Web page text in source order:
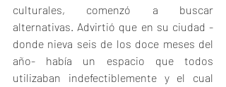
culturales, comenzó a buscar
alternativas. Advirtió que en su ciudad -
donde nieva seis de los doce meses del
año- había un espacio que todos
utilizaban indefectiblemente y el cual